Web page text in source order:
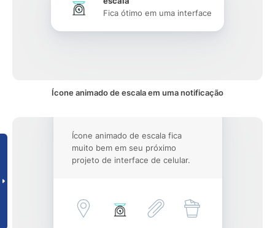
Fica ótimo em uma interface
Ícone animado de escala em uma notificação
Ícone animado de escala fica
muito bem em seu próximo
projeto de interface de celular.